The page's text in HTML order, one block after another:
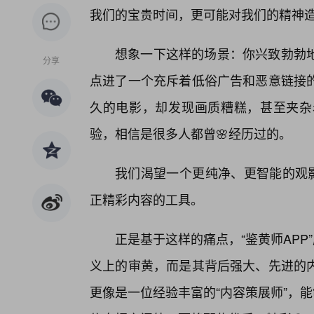
分享
我们的宝贵时间，更可能对我们的精神
想象一下这样的场景：你兴致勃勃
点进了一个充斥着低俗广告和恶意链
久的电影，却发现画质糟糕，甚至夹
验，相信是很多人都曾🌸经历过的。
我们渴望一个更纯净、更智能的观
正精彩内容的工具。
正是基于这样的痛点，“鉴黄师
义上的审黄，而是其背后强大、先进
更像是一位经验丰富的“内容策展师”，